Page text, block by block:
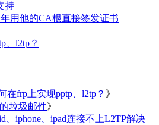
持
年用他的CA根直接签发证书
、l2tp？
在frp上实现pptp、l2tp？ 》
垃圾邮件》
、iphone、ipad连接不上L2TP解决